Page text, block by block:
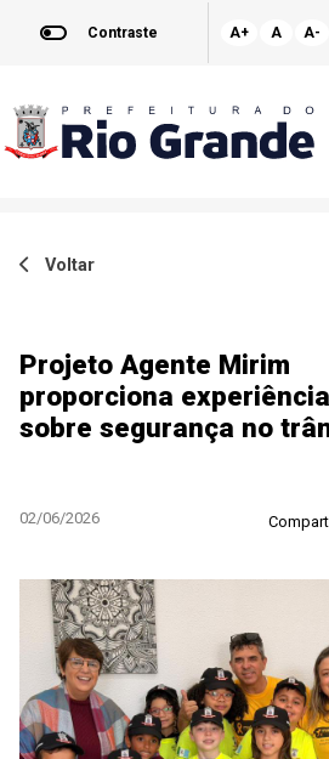
Contraste A+ A A-
Voltar
Projeto Agente Mirim
proporciona
sobre segurança no
02/06/2026